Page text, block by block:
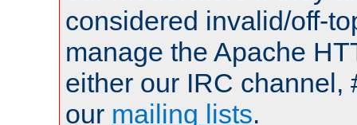
considered invalid/off-
manage the Apache
either our IRC channel,
our mailing lists.